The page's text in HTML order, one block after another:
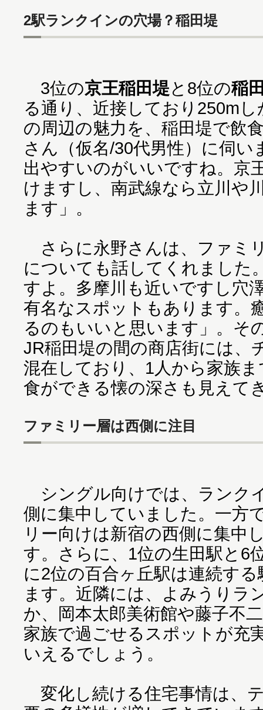
2駅ランクインの穴場？稲田堤
3位の京王稲田堤と8位の稲
る通り、近接しており250m
の周辺の魅力を、稲田堤で飲
さん（仮名/30代男性）に伺
出やすいのがいいですね。京
けますし、南武線なら立川や
ます」。
さらに永野さんは、ファミ
についても話してくれました
すよ。多摩川も近いですし穴
有名なスポットもあります。
るのもいいと思います」。そ
JR稲田堤の間の商店街には、
混在しており、1人から家族
食ができる懐の深さも見えて
ファミリー層は西側に注目
シングル向けでは、ランク
側に集中していました。一方
リー向けは新宿の西側に集中
す。さらに、1位の生田駅と6
に2位の百合ヶ丘駅は連続す
ます。近隣には、よみうりラ
か、岡本太郎美術館や藤子不
家族で過ごせるスポットが充
いえるでしょう。
変化し続ける住宅事情は、